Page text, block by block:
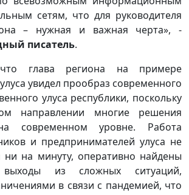
сетям, что для руководителя
– нужная и важная черта», -
писатель.
глава региона на примере
увидел прообраз современного
улуса республики, поскольку
направлении многие решения
современном уровне. Работа
и предпринимателей улуса не
ни на минуту, оперативно найдены
выходы из сложных ситуаций,
в связи с пандемией, что